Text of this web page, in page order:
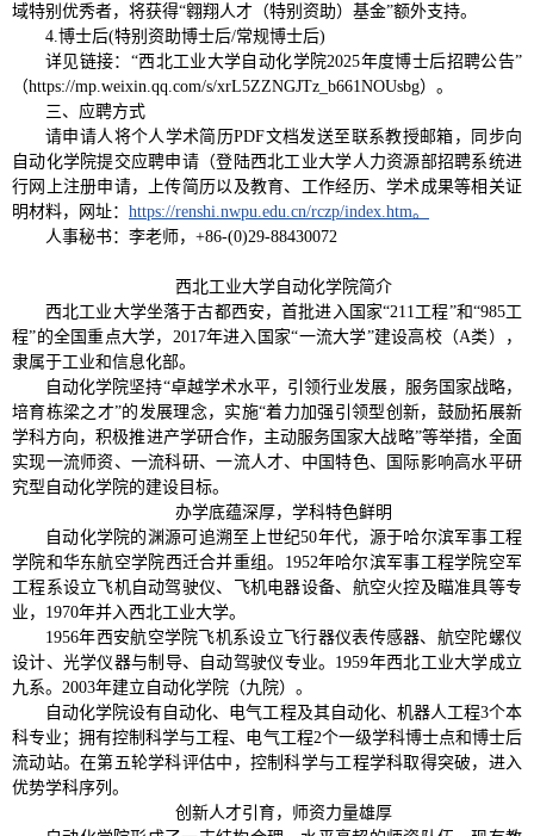
域特别优秀者，将获得“翱翔人才（特别资助）基金”额外支持。
4.博士后(特别资助博士后/常规博士后)
详见链接：“西北工业大学自动化学院2025年度博士后招聘公告”
（https://mp.weixin.qq.com/s/xrL5ZZNGJTz_b661NOUsbg）。
三、应聘方式
请申请人将个人学术简历PDF文档发送至联系教授邮箱，同步向
自动化学院提交应聘申请（登陆西北工业大学人力资源部招聘系统进
行网上注册申请，上传简历以及教育、工作经历、学术成果等相关证
明材料，网址： https://renshi.nwpu.edu.cn/rczp/index.htm。
人事秘书：李老师，+86-(0)29-88430072
西北工业大学自动化学院简介
西北工业大学坐落于古都西安，首批进入国家“211工程”和“985工
程”的全国重点大学，2017年进入国家“一流大学”建设高校（A类），
隶属于工业和信息化部。
自动化学院坚持“卓越学术水平，引领行业发展，服务国家战略，
培育栋梁之才”的发展理念，实施“着力加强引领型创新，鼓励拓展新
学科方向，积极推进产学研合作，主动服务国家大战略”等举措，全面
实现一流师资、一流科研、一流人才、中国特色、国际影响高水平研
究型自动化学院的建设目标。
办学底蕴深厚，学科特色鲜明
自动化学院的渊源可追溯至上世纪50年代，源于哈尔滨军事工程
学院和华东航空学院西迁合并重组。1952年哈尔滨军事工程学院空军
工程系设立飞机自动驾驶仪、飞机电器设备、航空火控及瞄准具等专
业，1970年并入西北工业大学。
1956年西安航空学院飞机系设立飞行器仪表传感器、航空陀螺仪
设计、光学仪器与制导、自动驾驶仪专业。1959年西北工业大学成立
九系。2003年建立自动化学院（九院）。
自动化学院设有自动化、电气工程及其自动化、机器人工程3个本
科专业；拥有控制科学与工程、电气工程2个一级学科博士点和博士后
流动站。在第五轮学科评估中，控制科学与工程学科取得突破，进入
优势学科序列。
创新人才引育，师资力量雄厚